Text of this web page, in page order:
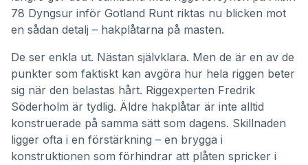
78 Dyngsur inför Gotland Runt riktas nu blicken mot
en sådan detalj – hakplåtarna på masten.
De ser enkla ut. Nästan självklara. Men de är en av de
punkter som faktiskt kan avgöra hur hela riggen beter
sig när den belastas hårt. Riggexperten Fredrik
Söderholm är tydlig. Äldre hakplåtar är inte alltid
konstruerade på samma sätt som dagens. Skillnaden
ligger ofta i en förstärkning – en brygga i
konstruktionen som förhindrar att plåten spricker i